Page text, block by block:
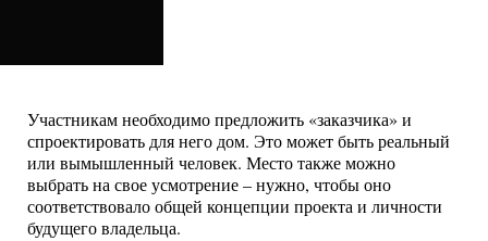
Участникам необходимо предложить «заказчика» и
спроектировать для него дом. Это может быть реальный
или вымышленный человек. Место также можно
выбрать на свое усмотрение – нужно, чтобы оно
соответствовало общей концепции проекта и личности
будущего владельца.